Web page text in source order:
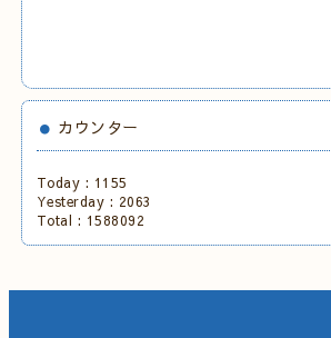
カウンター
Today : 1155
Yesterday : 2063
Total : 1588092